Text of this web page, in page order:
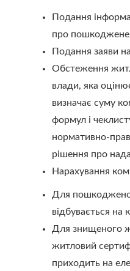
Подання
про
Подання заяви
Обстеження
влади, яка
визначає суму
формул і
нормативно-
рішення про
Нарахування
Для
відбувається на
Для знищеного
житловий
приходить на